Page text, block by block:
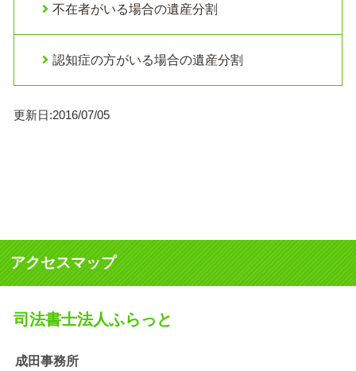
不在者がいる場合の遺産分割
認知症の方がいる場合の遺産分割
更新日:2016/07/05
アクセスマップ
司法書士法人ふらっと
成田事務所